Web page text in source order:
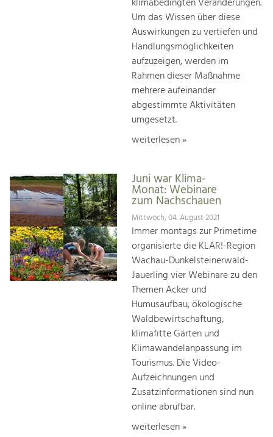
Um das Wissen über diese
Auswirkungen zu vertiefen und
Handlungsmöglichkeiten
aufzuzeigen, werden im
Rahmen dieser Maßnahme
mehrere aufeinander
abgestimmte Aktivitäten
umgesetzt.
weiterlesen »
Juni war Klima-
Monat: Webinare
zum Nachschauen
Mittwoch, 04. August 2021
Immer montags zur Primetime
organisierte die KLAR!-Region
Wachau-Dunkelsteinerwald-
Jauerling vier Webinare zu den
Themen Acker und
Humusaufbau, ökologische
Waldbewirtschaftung,
klimafitte Gärten und
Klimawandelanpassung im
Tourismus. Die Video-
Aufzeichnungen und
Zusatzinformationen sind nun
online abrufbar.
weiterlesen »